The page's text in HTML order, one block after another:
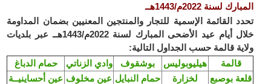
المبارك لسنة 2022م/1443هــ
تحدد القائمة الإسمية للتجار والمنتجين المعنيين بضمان المداومة
خلال أيام عيد الأضحى المبارك لسنة 2022م/1443هــ عبر بلديات
ولاية قالمة حسب الجداول التالية:
حمام الدباغ
وادي الزناتي بوشقوف هيليوبوليس
قالمة
عين أحساينيــة عين مخلوف حمام النبايل لخزارة قلعة بوصبع